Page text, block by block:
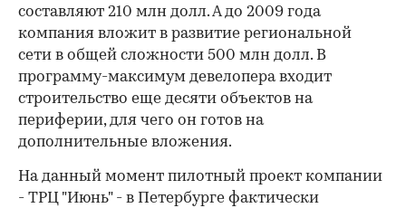
составляют 210 млн долл. А до 2009 года
компания вложит в развитие региональной
сети в общей сложности 500 млн долл. В
программу-максимум девелопера входит
строительство еще десяти объектов на
периферии, для чего он готов на
дополнительные вложения.
На данный момент пилотный проект компании
- ТРЦ "Июнь" - в Петербурге фактически